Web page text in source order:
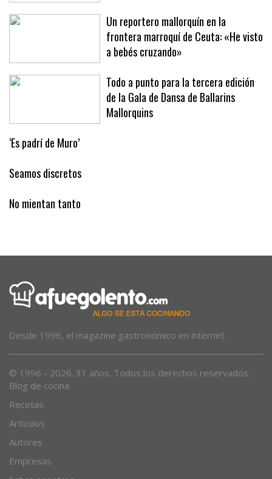
Un reportero mallorquín en la
frontera marroquí de Ceuta: «He visto
a bebés cruzando»
Todo a punto para la tercera edición
de la Gala de Dansa de Ballarins
Mallorquins
‘Es padrí de Muro’
Seamos discretos
No mientan tanto
Desde 1996, el magazine gastronómico en internet.
© 1996 - 2026. 31 años. Todos los derechos reservados.
Blog de cocina
Recetas
Artículos
Autores
Empresas